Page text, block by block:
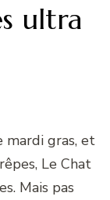
ultra
mardi gras, et
Le Chat
Mais pas